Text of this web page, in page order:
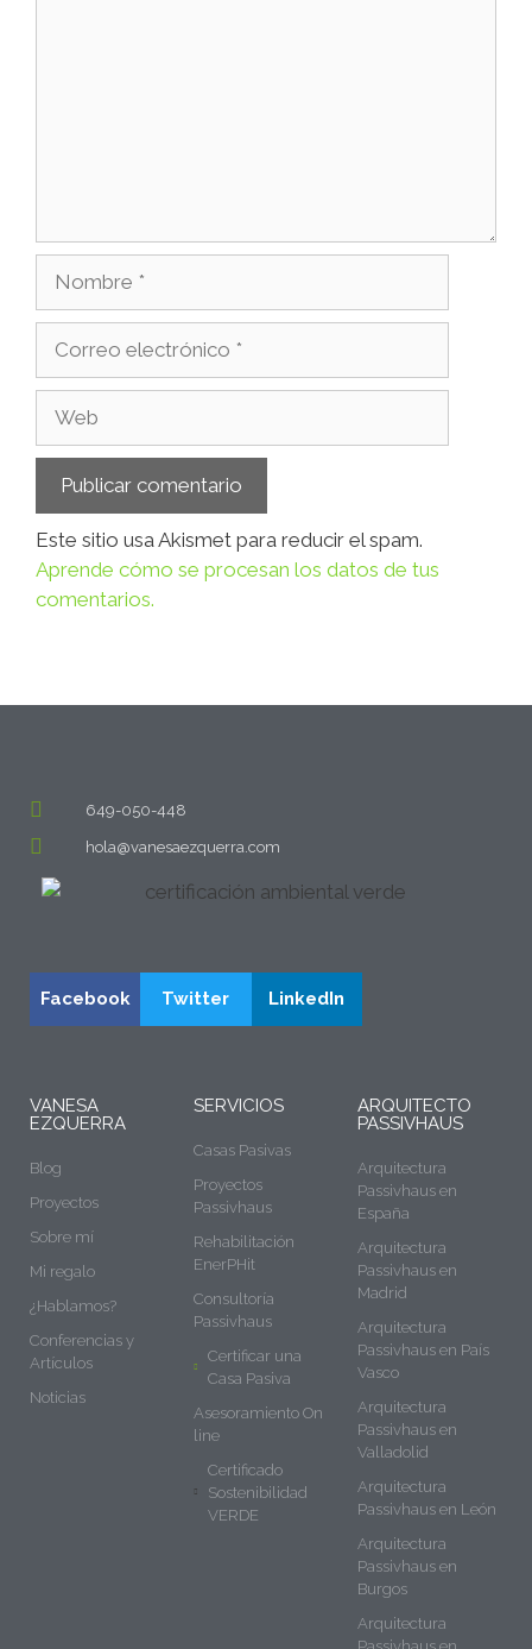
Este sitio usa Akismet para reducir el spam.
Aprende cómo se procesan los datos de tus
comentarios.
649-050-448
hola@vanesaezquerra.com
Facebook Twitter LinkedIn
VANESA
EZQUERRA
Blog
Proyectos
Sobre mí
Mi regalo
¿Hablamos?
Conferencias y
Artículos
Noticias
SERVICIOS
Casas Pasivas
Proyectos
Passivhaus
Rehabilitación
EnerPHit
Consultoría
Passivhaus
Certificar una
Casa Pasiva
Asesoramiento On
line
Certificado
Sostenibilidad
VERDE
ARQUITECTO
PASSIVHAUS
Arquitectura
Passivhaus en
España
Arquitectura
Passivhaus en
Madrid
Arquitectura
Passivhaus en País
Vasco
Arquitectura
Passivhaus en
Valladolid
Arquitectura
Passivhaus en León
Arquitectura
Passivhaus en
Burgos
Arquitectura